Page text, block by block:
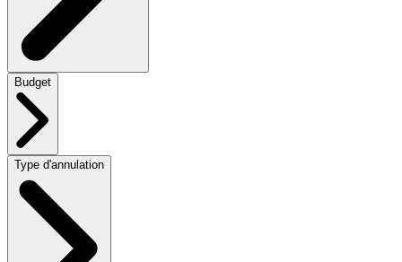
Budget
Type d'annulation